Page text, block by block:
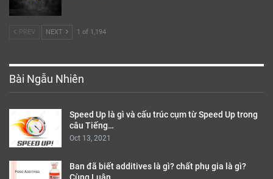
PREV NEXT 1 of 1,194
Bài Ngẫu Nhiên
Speed Up là gì và cấu trúc cụm từ Speed Up trong
câu Tiếng…
Oct 13, 2021
Ban đã biết additives là gì? chất phụ gia là gì?